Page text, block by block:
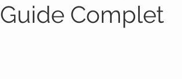
Guide Complet